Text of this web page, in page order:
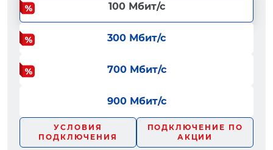
100 Мбит/с
300 Мбит/с
700 Мбит/с
900 Мбит/с
УСЛОВИЯ
ПОДКЛЮЧЕНИЯ
ПОДКЛЮЧЕНИЕ ПО
АКЦИИ